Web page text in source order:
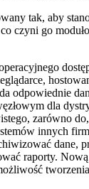
tak, aby
czyni go
odpowiednie
dla
zarówno
innych
dane,
raporty.